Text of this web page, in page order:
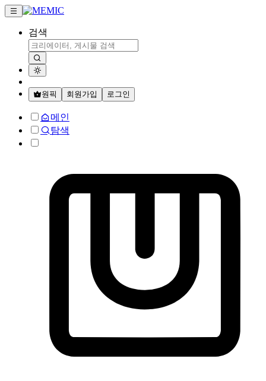
검색
원픽 회원가입 로그인
메인
탐색